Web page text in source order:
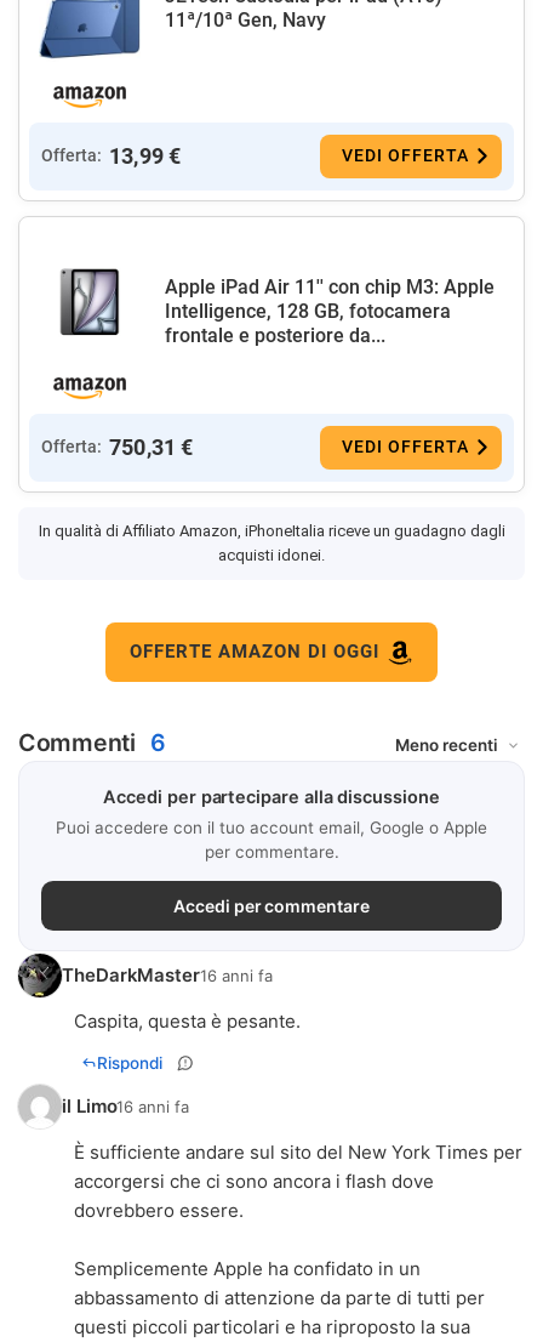
11ª/10ª Gen, Navy
Offerta: 13,99 € VEDI OFFERTA
Apple iPad Air 11'' con chip M3: Apple
Intelligence, 128 GB, fotocamera
frontale e posteriore da...
Offerta: 750,31 € VEDI OFFERTA
In qualità di Affiliato Amazon, iPhoneItalia riceve un guadagno dagli
acquisti idonei.
OFFERTE AMAZON DI OGGI
Commenti 6
Accedi per partecipare alla discussione
Puoi accedere con il tuo account email, Google o Apple
per commentare.
Accedi per commentare
TheDarkMaster16 anni fa
Caspita, questa è pesante.
Rispondi
il Limo16 anni fa
È sufficiente andare sul sito del New York Times per
accorgersi che ci sono ancora i flash dove
dovrebbero essere.
Semplicemente Apple ha confidato in un
abbassamento di attenzione da parte di tutti per
questi piccoli particolari e ha riproposto la sua